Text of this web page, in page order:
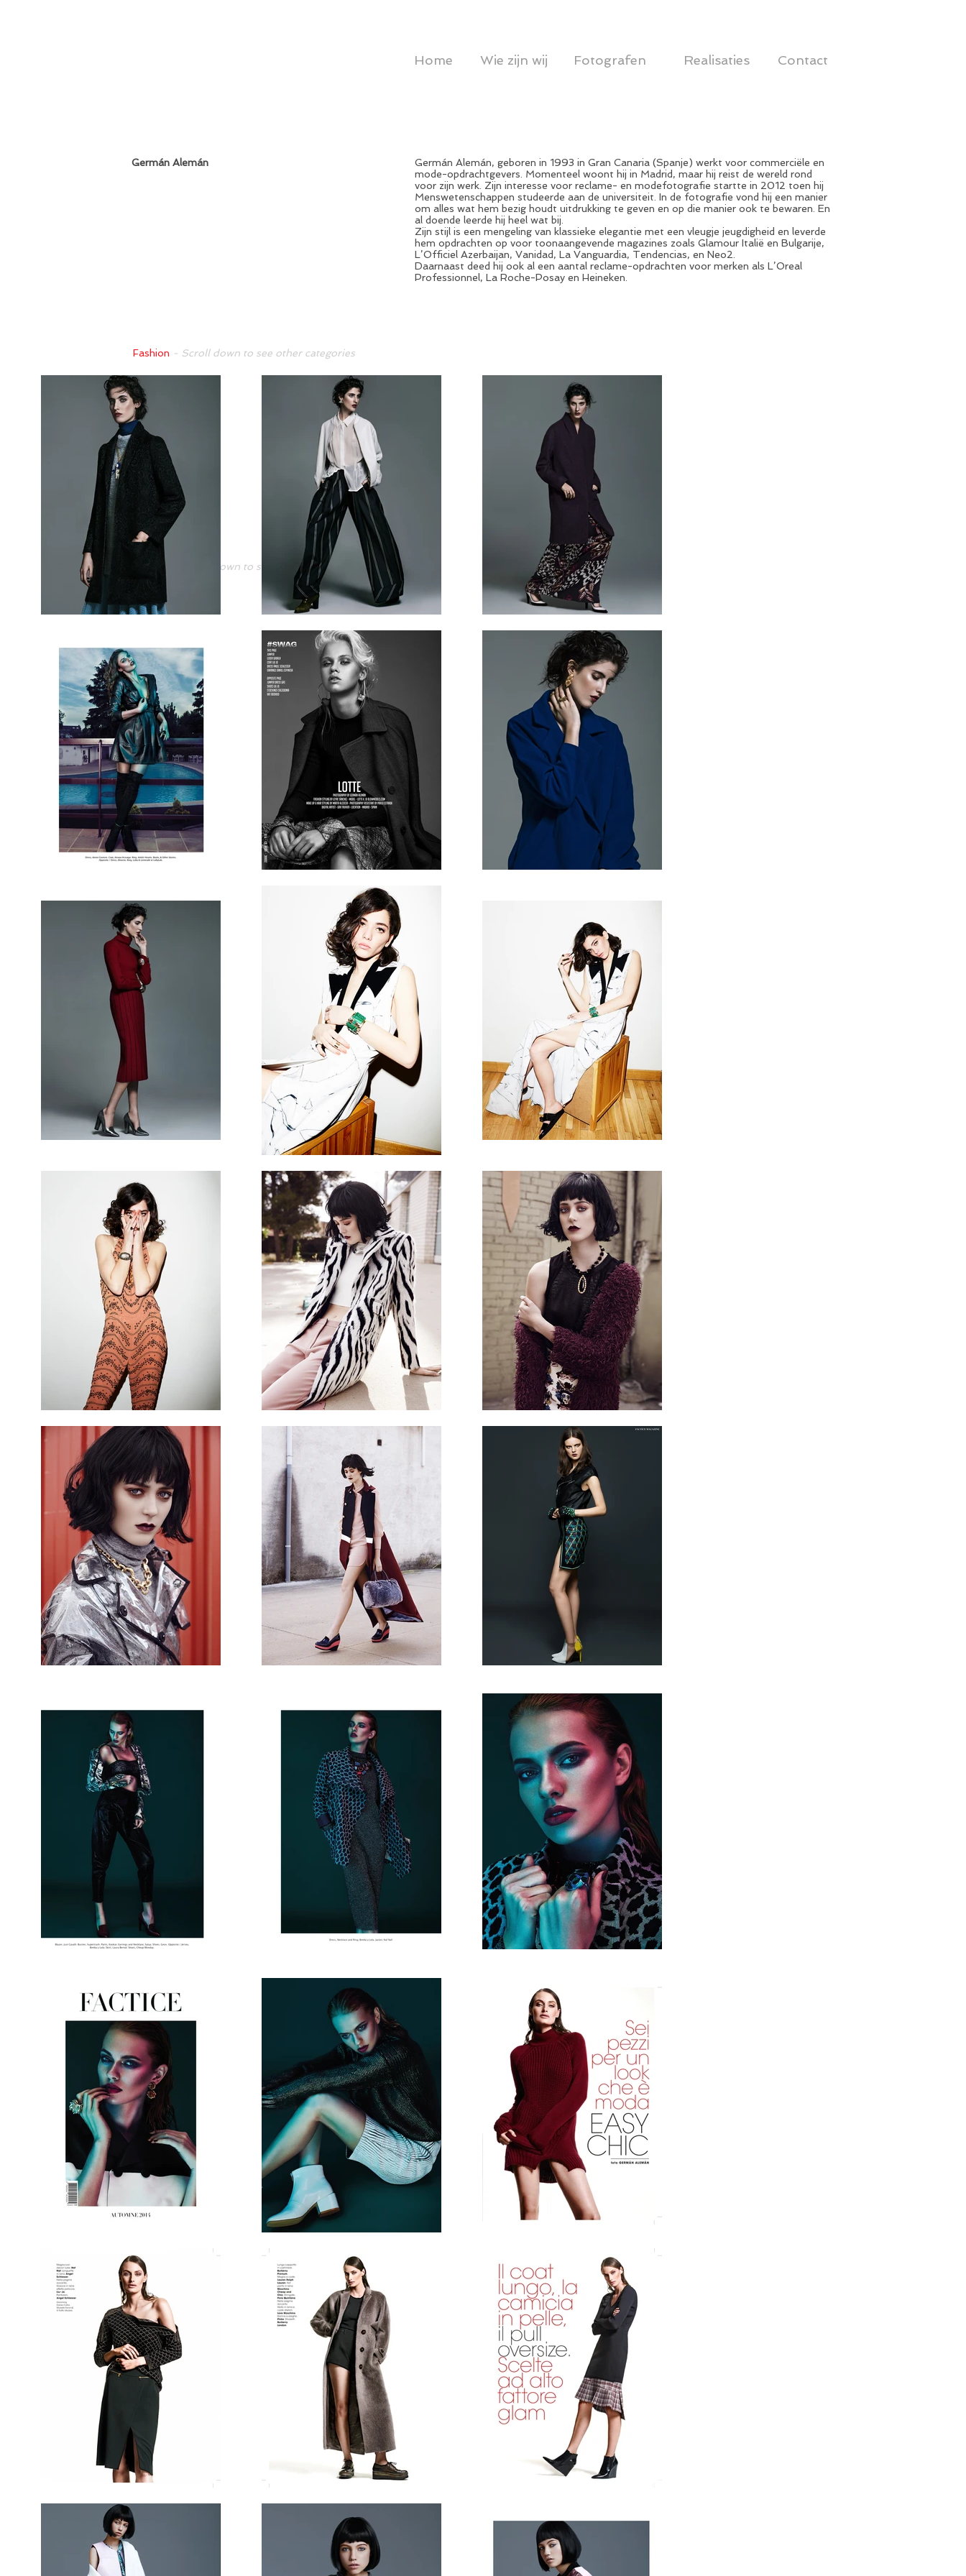
Germán Alemán
Fotografen
Wie zijn wij
Home Realisaties Contact
Germán Alemán, geboren in 1993 in Gran Canaria (Spanje) werkt voor commerciële en
mode-opdrachtgevers. Momenteel woont hij in Madrid, maar hij reist de wereld rond
voor zijn werk. Zijn interesse voor reclame- en modefotografie startte in 2012 toen hij
Menswetenschappen studeerde aan de universiteit. In de fotografie vond hij een manier
om alles wat hem bezig houdt uitdrukking te geven en op die manier ook te bewaren. En
al doende leerde hij heel wat bij.
Zijn stijl is een mengeling van klassieke elegantie met een vleugje jeugdigheid en leverde
hem opdrachten op voor toonaangevende magazines zoals Glamour Italië en Bulgarije,
L’Officiel Azerbaijan, Vanidad, La Vanguardia, Tendencias, en Neo2.
Daarnaast deed hij ook al een aantal reclame-opdrachten voor merken als L’Oreal
Professionnel, La Roche-Posay en Heineken.
Fashion - Scroll down to see other categories
Fashion - Scroll down to see other categories